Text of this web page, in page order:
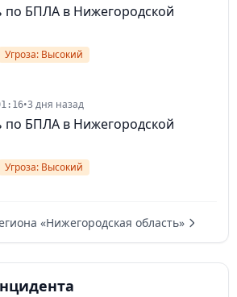
по БПЛА в Нижегородской
Угроза: Высокий
•3 дня назад
по БПЛА в Нижегородской
Угроза: Высокий
«Нижегородская область»